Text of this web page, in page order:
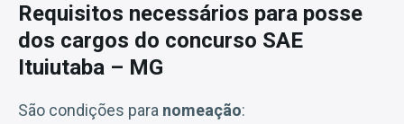
Requisitos necessários para posse
dos cargos do concurso SAE
Ituiutaba – MG
São condições para nomeação: